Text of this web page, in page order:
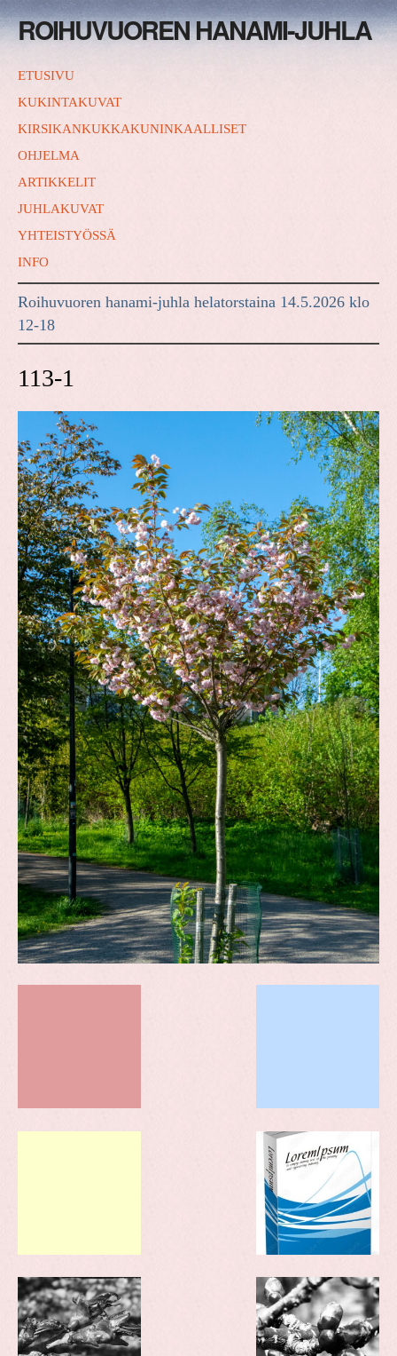
ROIHUVUOREN HANAMI-JUHLA
ETUSIVU
KUKINTAKUVAT
KIRSIKANKUKKAKUNINKAALLISET
OHJELMA
ARTIKKELIT
JUHLAKUVAT
YHTEISTYÖSSÄ
INFO
Roihuvuoren hanami-juhla helatorstaina 14.5.2026 klo
12-18
113-1